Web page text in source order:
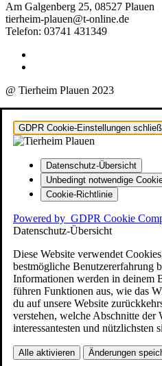
Am Galgenberg 25, 08527 Plauen
tierheim-plauen@t-online.de
Telefon: 03741 431349
@ Tierheim Plauen 2023
GDPR Cookie-Einstellungen
Datenschutz-Übersicht
Unbedingt notwendige
Cookie-Richtlinie
Powered by GDPR Cookie
Datenschutz-Übersicht
Diese Website verwendet
bestmögliche Benutzererfahrung
Informationen werden in deinem
führen Funktionen aus, wie das
du auf unsere Website
verstehen, welche Abschnitte der
interessantesten und nützlichsten
Alle aktivieren Änderungen